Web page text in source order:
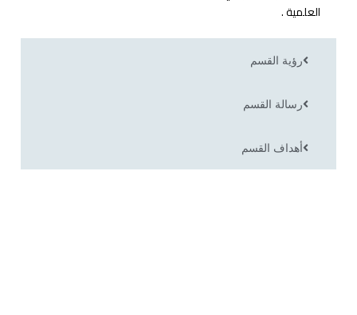
رؤية القسم
رسالة القسم
أهداف القسم
العلمية .